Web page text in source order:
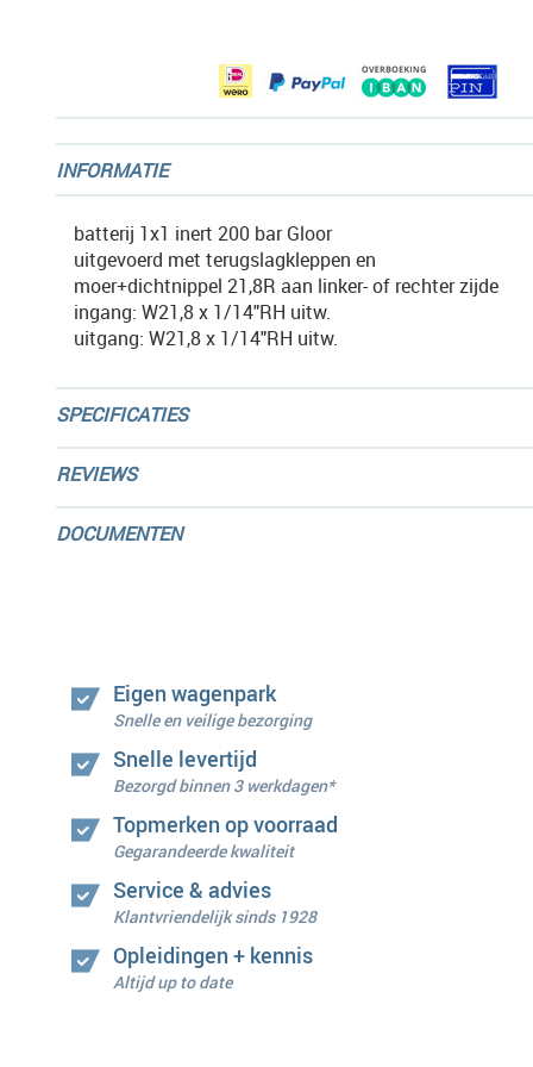
INFORMATIE
batterij 1x1 inert 200 bar Gloor
uitgevoerd met terugslagkleppen en
moer+dichtnippel 21,8R aan linker- of rechter zijde
ingang: W21,8 x 1/14"RH uitw.
uitgang: W21,8 x 1/14"RH uitw.
SPECIFICATIES
REVIEWS
DOCUMENTEN
Eigen wagenpark
Snelle en veilige bezorging
Snelle levertijd
Bezorgd binnen 3 werkdagen*
Topmerken op voorraad
Gegarandeerde kwaliteit
Service & advies
Klantvriendelijk sinds 1928
Opleidingen + kennis
Altijd up to date